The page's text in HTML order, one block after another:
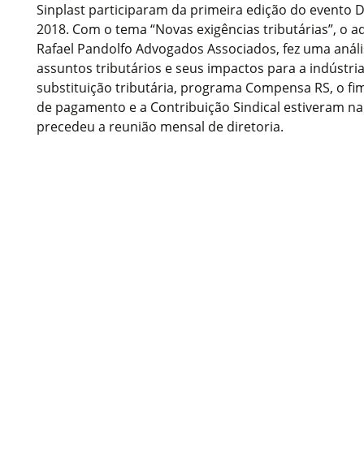
Sinplast participaram da primeira edição do evento
2018. Com o tema “Novas exigências tributárias”, o
Rafael Pandolfo Advogados Associados, fez uma
assuntos tributários e seus impactos para a
substituição tributária, programa Compensa RS, o
de pagamento e a Contribuição Sindical estiveram
precedeu a reunião mensal de diretoria.